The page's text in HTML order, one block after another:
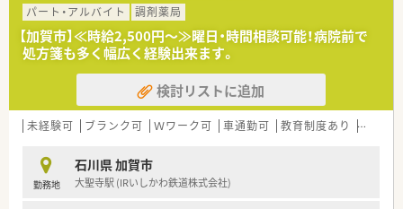
パート・アルバイト
調剤薬局
【加賀市】≪時給2,500円～≫曜日・時間相談可能！病院前で
処方箋も多く幅広く経験出来ます。
検討リストに追加
未経験可 ブランク可 Ｗワーク可 車通勤可 教育制度あり 大手チ
勤務地
石川県 加賀市
大聖寺駅 (IRいしかわ鉄道株式会社)